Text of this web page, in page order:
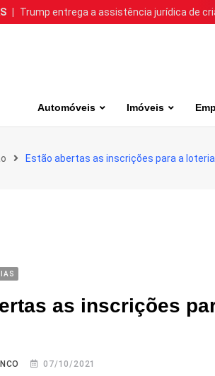
Trump entrega a assistência jurídica de
Automóveis Imóveis
Estão abertas as inscrições para a
as inscrições
07/10/2021